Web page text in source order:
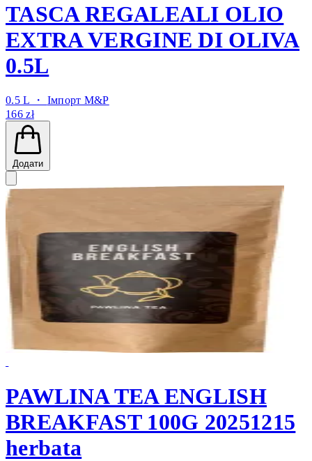
TASCA REGALEALI OLIO
EXTRA VERGINE DI OLIVA
0.5L
0.5 L ・ Імпорт M&P
166 zł
Додати
PAWLINA TEA ENGLISH
BREAKFAST 100G 20251215
herbata